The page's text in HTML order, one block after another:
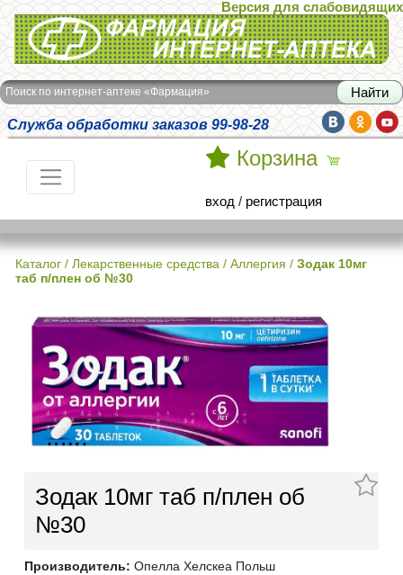
Интернет-аптека Фармация
Версия для слабовидящих
Поиск по интернет-аптеке «Фармация»
Служба обработки заказов 99-98-28
Корзина
вход / регистрация
Каталог / Лекарственные средства / Аллергия / Зодак 10мг
таб п/плен об №30
Зодак 10мг таб п/плен об
№30
Производитель: Опелла Хелскеа Польш